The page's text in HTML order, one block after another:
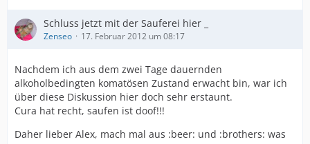
Schluss jetzt mit der Sauferei hier _
Zenseo 17. Februar 2012 um 08:17
Nachdem ich aus dem zwei Tage dauernden
alkoholbedingten komatösen Zustand erwacht bin, war ich
über diese Diskussion hier doch sehr erstaunt.
Cura hat recht, saufen ist doof!!!
Daher lieber Alex, mach mal aus :beer: und :brothers: was